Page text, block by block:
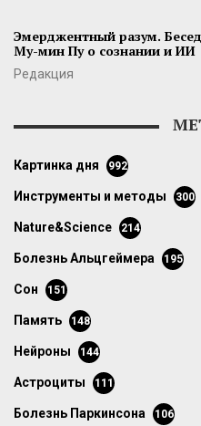
Эмерджентный разум.
Му-мин Пу о сознании и ИИ
Редакция
картинка дня 992
инструменты и методы 300
Nature&Science 214
болезнь Альцгеймера 195
сон 151
память 148
нейроны 144
астроциты 111
болезнь Паркинсона 106